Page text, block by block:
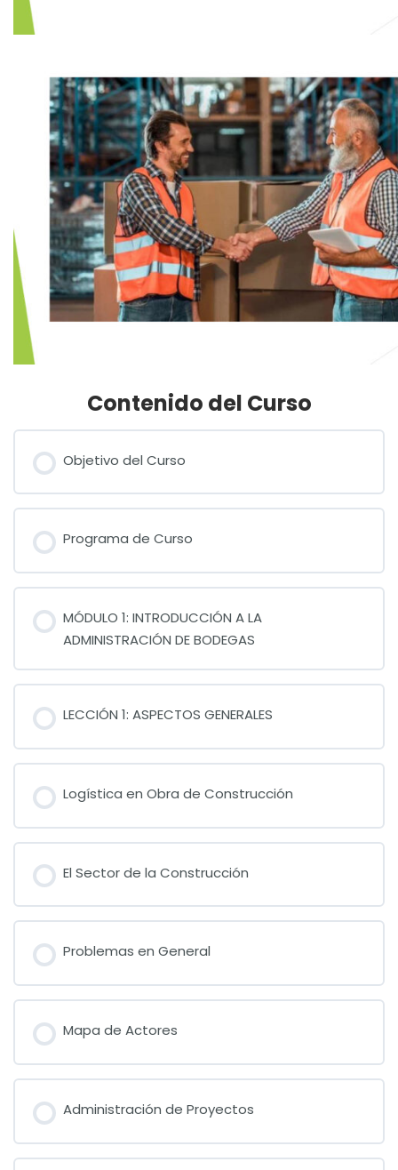
Contenido del Curso
Objetivo del Curso
Programa de Curso
MÓDULO 1: INTRODUCCIÓN A LA
ADMINISTRACIÓN DE BODEGAS
LECCIÓN 1: ASPECTOS GENERALES
Logística en Obra de Construcción
El Sector de la Construcción
Problemas en General
Mapa de Actores
Administración de Proyectos